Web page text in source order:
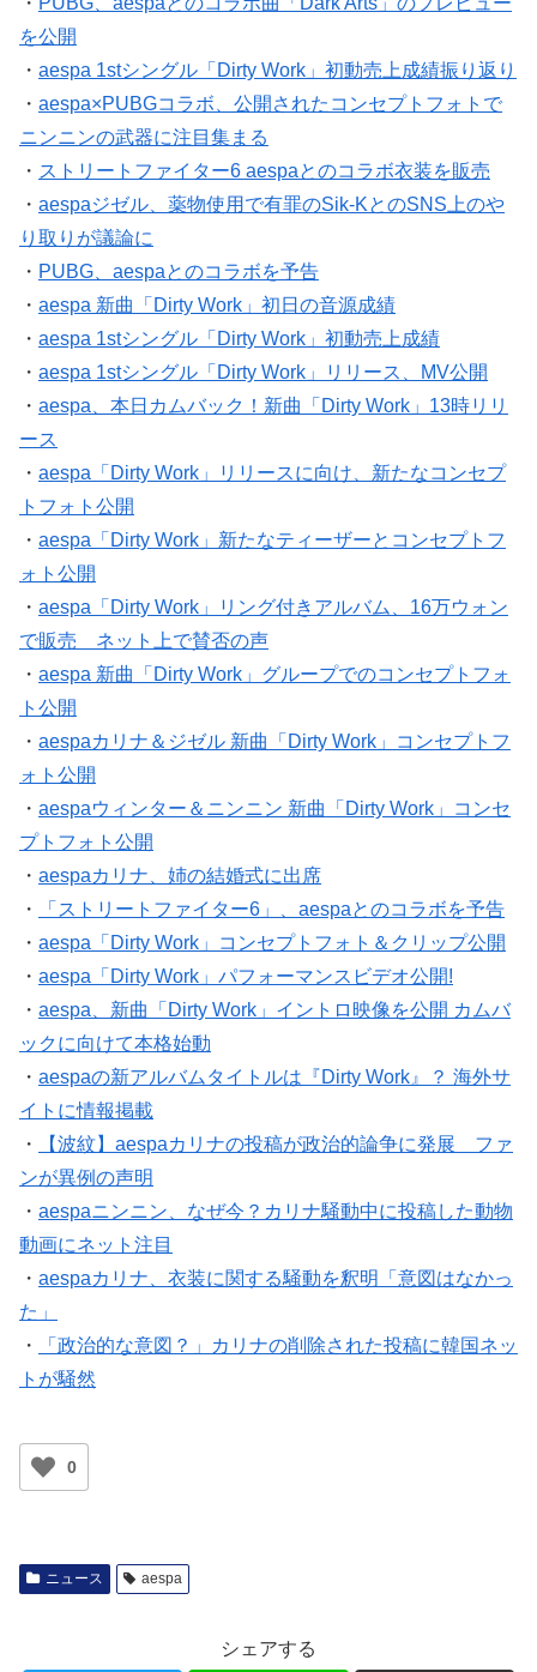
を公開
・ aespa 1stシングル「Dirty Work」初動売上成績振り返り
・ aespa×PUBGコラボ、公開されたコンセプトフォトで
ニンニンの武器に注目集まる
・ ストリートファイター6 aespaとのコラボ衣装を販売
・ aespaジゼル、薬物使用で有罪のSik-KとのSNS上のや
り取りが議論に
・ PUBG、aespaとのコラボを予告
・ aespa 新曲「Dirty Work」初日の音源成績
・ aespa 1stシングル「Dirty Work」初動売上成績
・ aespa 1stシングル「Dirty Work」リリース、MV公開
・ aespa、本日カムバック！新曲「Dirty Work」13時リリ
ース
・ aespa「Dirty Work」リリースに向け、新たなコンセプ
トフォト公開
・ aespa「Dirty Work」新たなティーザーとコンセプトフ
ォト公開
・ aespa「Dirty Work」リング付きアルバム、16万ウォン
で販売 ネット上で賛否の声
・ aespa 新曲「Dirty Work」グループでのコンセプトフォ
ト公開
・ aespaカリナ＆ジゼル 新曲「Dirty Work」コンセプトフ
ォト公開
・ aespaウィンター＆ニンニン 新曲「Dirty Work」コンセ
プトフォト公開
・ aespaカリナ、姉の結婚式に出席
・
「ストリートファイター6」、aespaとのコラボを予告
・ aespa「Dirty Work」コンセプトフォト＆クリップ公開
・ aespa「Dirty Work」パフォーマンスビデオ公開!
・ aespa、新曲「Dirty Work」イントロ映像を公開 カムバ
ックに向けて本格始動
・ aespaの新アルバムタイトルは『Dirty Work』？ 海外サ
イトに情報掲載
・
【波紋】aespaカリナの投稿が政治的論争に発展 ファ
ンが異例の声明
・ aespaニンニン、なぜ今？カリナ騒動中に投稿した動物
動画にネット注目
・ aespaカリナ、衣装に関する騒動を釈明「意図はなかっ
た」
・
「政治的な意図？」カリナの削除された投稿に韓国ネッ
トが騒然
0
ニュース aespa
シェアする